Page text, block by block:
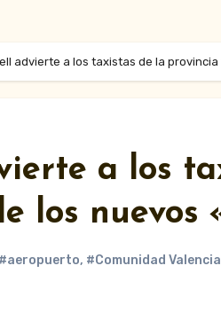
advierte a los taxistas de la
a los
los nuevos
#aeropuerto, #Comunidad